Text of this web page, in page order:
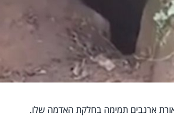
ארנבים תמימה בחלקת האדמה שלו.